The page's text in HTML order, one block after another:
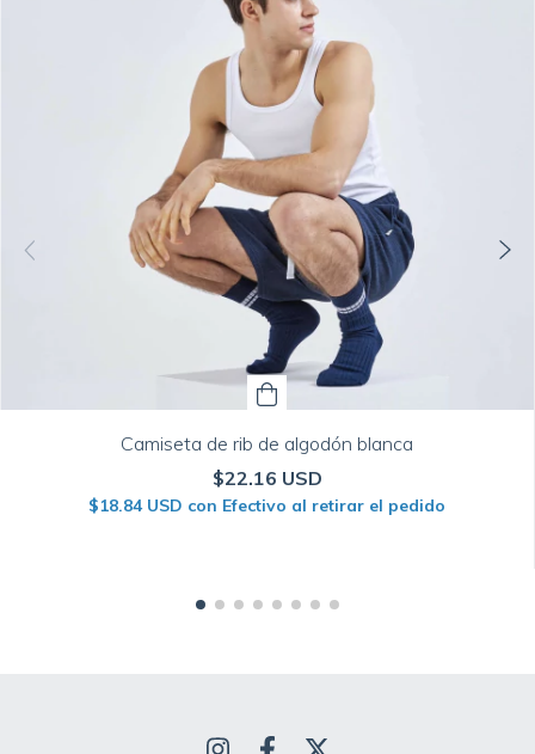
Camiseta de rib de algodón blanca
$22.16 USD
$18.84 USD con Efectivo al retirar el pedido